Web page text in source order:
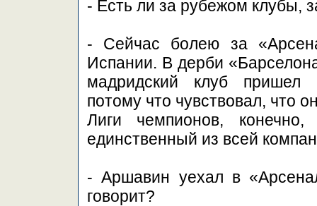
- Есть ли за рубежом клубы,
- Сейчас болею за
Испании. В дерби
мадридский клуб пришел
потому что чувствовал, что
Лиги чемпионов,
единственный из всей
- Аршавин уехал в
говорит?